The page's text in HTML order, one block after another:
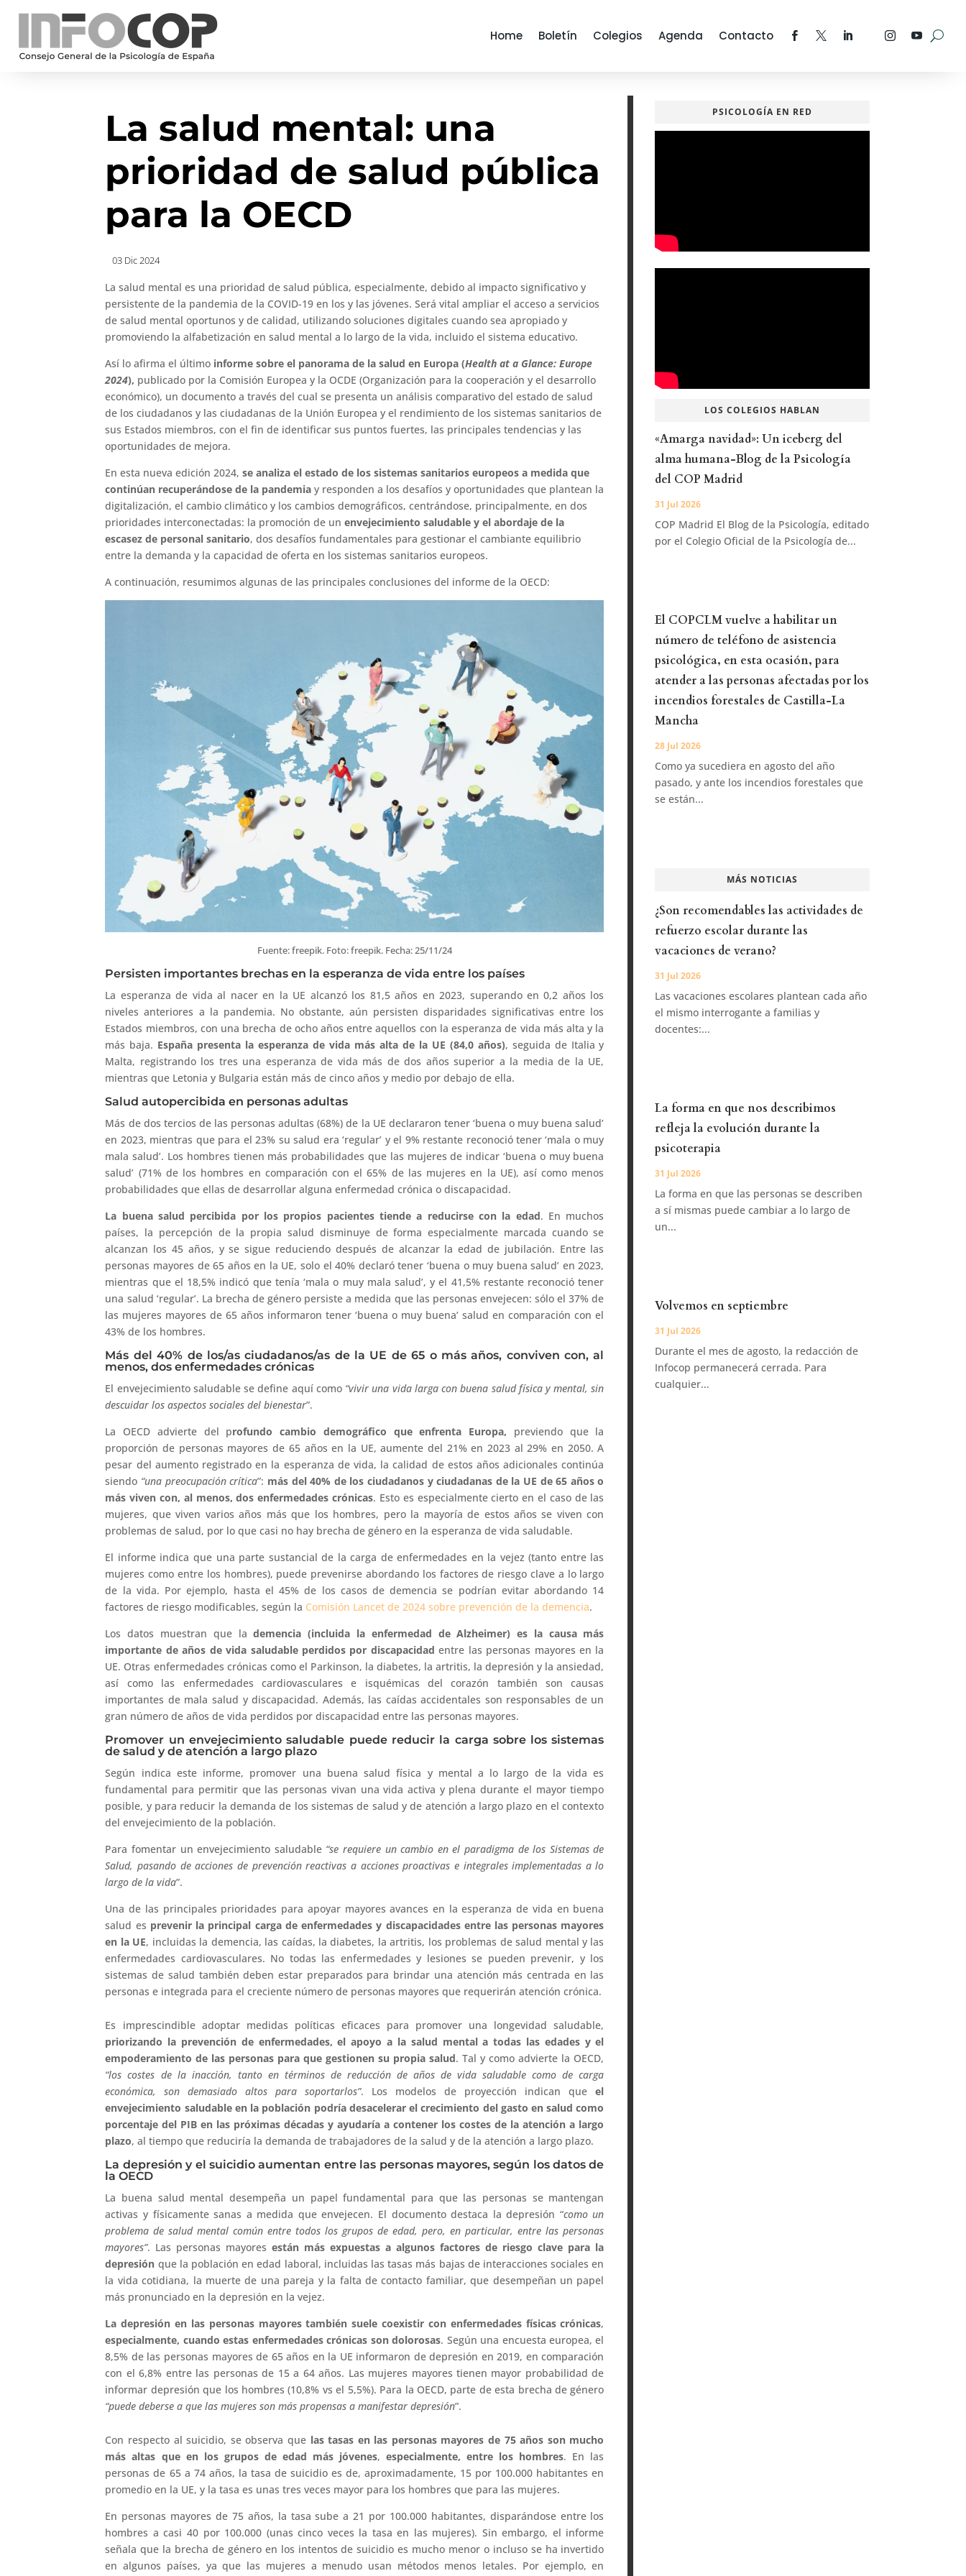
Home Boletín Colegios Agenda Contacto
La salud mental: una
prioridad de salud pública
para la OECD
03 Dic 2024
La salud mental es una prioridad de salud pública, especialmente, debido al impacto significativo y
persistente de la pandemia de la COVID-19 en los y las jóvenes. Será vital ampliar el acceso a servicios
de salud mental oportunos y de calidad, utilizando soluciones digitales cuando sea apropiado y
promoviendo la alfabetización en salud mental a lo largo de la vida, incluido el sistema educativo.
Así lo afirma el último informe sobre el panorama de la salud en Europa (Health at a Glance: Europe
2024), publicado por la Comisión Europea y la OCDE (Organización para la cooperación y el desarrollo
económico), un documento a través del cual se presenta un análisis comparativo del estado de salud
de los ciudadanos y las ciudadanas de la Unión Europea y el rendimiento de los sistemas sanitarios de
sus Estados miembros, con el fin de identificar sus puntos fuertes, las principales tendencias y las
oportunidades de mejora.
En esta nueva edición 2024,se analiza el estado de los sistemas sanitarios europeos a medida que
continúan recuperándose de la pandemiay responden a los desafíos y oportunidades que plantean la
digitalización, el cambio climático y los cambios demográficos, centrándose, principalmente, en dos
prioridades interconectadas: la promoción de unenvejecimiento saludable y el abordaje de la
escasez de personal sanitario, dos desafíos fundamentales para gestionar el cambiante equilibrio
entre la demanda y la capacidad de oferta en los sistemas sanitarios europeos.
A continuación, resumimos algunas de las principales conclusiones del informe de la OECD:
Fuente: freepik. Foto: freepik. Fecha: 25/11/24
Persisten importantes brechas en la esperanza de vida entre los países
La esperanza de vida al nacer en la UE alcanzó los 81,5 años en 2023, superando en 0,2 años los
niveles anteriores a la pandemia. No obstante, aún persisten disparidades significativas entre los
Estados miembros, con una brecha de ocho años entre aquellos con la esperanza de vida más alta y la
más baja. España presenta la esperanza de vida más alta de la UE (84,0 años), seguida de Italia y
Malta, registrando los tres una esperanza de vida más de dos años superior a la media de la UE,
mientras que Letonia y Bulgaria están más de cinco años y medio por debajo de ella.
Salud autopercibida en personas adultas
Más de dos tercios de las personas adultas (68%) de la UE declararon tener ‘buena o muy buena salud’
en 2023, mientras que para el 23% su salud era ‘regular’ y el 9% restante reconoció tener ‘mala o muy
mala salud’. Los hombres tienen más probabilidades que las mujeres de indicar ‘buena o muy buena
salud’ (71% de los hombres en comparación con el 65% de las mujeres en la UE), así como menos
probabilidades que ellas de desarrollar alguna enfermedad crónica o discapacidad.
La buena salud percibida por los propios pacientes tiende a reducirse con la edad. En muchos
países, la percepción de la propia salud disminuye de forma especialmente marcada cuando se
alcanzan los 45 años, y se sigue reduciendo después de alcanzar la edad de jubilación. Entre las
personas mayores de 65 años en la UE, solo el 40% declaró tener ‘buena o muy buena salud’ en 2023,
mientras que el 18,5% indicó que tenía ‘mala o muy mala salud’, y el 41,5% restante reconoció tener
una salud ‘regular’. La brecha de género persiste a medida que las personas envejecen: sólo el 37% de
las mujeres mayores de 65 años informaron tener ‘buena o muy buena’ salud en comparación con el
43% de los hombres.
Más del 40% de los/as ciudadanos/as de la UE de 65 o más años, conviven con, al
menos, dos enfermedades crónicas
El envejecimiento saludable se define aquí como “vivir una vida larga con buena salud física y mental, sin
descuidar los aspectos sociales del bienestar”.
La OECD advierte del profundo cambio demográfico que enfrenta Europa, previendo que la
proporción de personas mayores de 65 años en la UE, aumente del 21% en 2023 al 29% en 2050. A
pesar del aumento registrado en la esperanza de vida, la calidad de estos años adicionales continúa
siendo “una preocupación crítica”: más del 40% de los ciudadanos y ciudadanas de la UE de 65 años o
más viven con, al menos, dos enfermedades crónicas. Esto es especialmente cierto en el caso de las
mujeres, que viven varios años más que los hombres, pero la mayoría de estos años se viven con
problemas de salud, por lo que casi no hay brecha de género en la esperanza de vida saludable.
El informe indica que una parte sustancial de la carga de enfermedades en la vejez (tanto entre las
mujeres como entre los hombres), puede prevenirse abordando los factores de riesgo clave a lo largo
de la vida. Por ejemplo, hasta el 45% de los casos de demencia se podrían evitar abordando 14
factores de riesgo modificables, según la Comisión Lancet de 2024 sobre prevención de la demencia.
Los datos muestran que lademencia (incluida la enfermedad de Alzheimer) es la causa más
importante de años de vida saludable perdidos por discapacidad entre las personas mayores en la
UE. Otras enfermedades crónicas como el Parkinson, la diabetes, la artritis, la depresión y la ansiedad,
así como las enfermedades cardiovasculares e isquémicas del corazón también son causas
importantes de mala salud y discapacidad. Además, las caídas accidentales son responsables de un
gran número de años de vida perdidos por discapacidad entre las personas mayores.
Promover un envejecimiento saludable puede reducir la carga sobre los sistemas
de salud y de atención a largo plazo
Según indica este informe, promover una buena salud física y mental a lo largo de la vida es
fundamental para permitir que las personas vivan una vida activa y plena durante el mayor tiempo
posible, y para reducir la demanda de los sistemas de salud y de atención a largo plazo en el contexto
del envejecimiento de la población.
Para fomentar un envejecimiento saludable “se requiere un cambio en el paradigma de los Sistemas de
Salud, pasando de acciones de prevención reactivas a acciones proactivas e integrales implementadas a lo
largo de la vida”.
Una de las principales prioridades para apoyar mayores avances en la esperanza de vida en buena
salud es prevenir la principal carga de enfermedades y discapacidades entre las personas mayores
en la UE, incluidas la demencia, las caídas, la diabetes, la artritis, los problemas de salud mental y las
enfermedades cardiovasculares. No todas las enfermedades y lesiones se pueden prevenir, y los
sistemas de salud también deben estar preparados para brindar una atención más centrada en las
personas e integrada para el creciente número de personas mayores que requerirán atención crónica.
Es imprescindible adoptar medidas políticas eficaces para promover una longevidad saludable,
priorizando la prevención de enfermedades, el apoyo a la salud mental a todas las edades y el
empoderamiento de las personas para que gestionen su propia salud. Tal y como advierte la OECD,
“los costes de la inacción, tanto en términos de reducción de años de vida saludable como de carga
económica, son demasiado altos para soportarlos”. Los modelos de proyección indican queel
envejecimiento saludable en la población podría desacelerar el crecimiento del gasto en salud como
porcentaje del PIB en las próximas décadas y ayudaría a contener los costes de la atención a largo
plazo, al tiempo que reduciría la demanda de trabajadores de la salud y de la atención a largo plazo.
La depresión y el suicidio aumentan entre las personas mayores, según los datos de
la OECD
La buena salud mental desempeña un papel fundamental para que las personas se mantengan
activas y físicamente sanas a medida que envejecen. El documento destaca la depresión “como un
problema de salud mental común entre todos los grupos de edad, pero, en particular, entre las personas
mayores”. Las personas mayoresestán más expuestas a algunos factores de riesgo clave para la
depresión que la población en edad laboral, incluidas las tasas más bajas de interacciones sociales en
la vida cotidiana, la muerte de una pareja y la falta de contacto familiar, que desempeñan un papel
más pronunciado en la depresión en la vejez.
La depresión en las personas mayores también suele coexistir con enfermedades físicas crónicas,
especialmente, cuando estas enfermedades crónicas son dolorosas. Según una encuesta europea, el
8,5% de las personas mayores de 65 años en la UE informaron de depresión en 2019, en comparación
con el 6,8% entre las personas de 15 a 64 años. Las mujeres mayores tienen mayor probabilidad de
informar depresión que los hombres (10,8% vs el 5,5%). Para la OECD, parte de esta brecha de género
“puede deberse a que las mujeres son más propensas a manifestar depresión”.
Con respecto al suicidio, se observa que las tasas en las personas mayores de 75 años son mucho
más altas que en los grupos de edad más jóvenes,especialmente, entre los hombres. En las
personas de 65 a 74 años, la tasa de suicidio es de, aproximadamente, 15 por 100.000 habitantes en
promedio en la UE, y la tasa es unas tres veces mayor para los hombres que para las mujeres.
En personas mayores de 75 años, la tasa sube a 21 por 100.000 habitantes, disparándose entre los
hombres a casi 40 por 100.000 (unas cinco veces la tasa en las mujeres). Sin embargo, el informe
señala que la brecha de género en los intentos de suicidio es mucho menor o incluso se ha invertido
en algunos países, ya que las mujeres a menudo usan métodos menos letales. Por ejemplo, en
PSICOLOGÍA EN RED
LOS COLEGIOS HABLAN
«Amarga navidad»: Un iceberg del
alma humana-Blog de la Psicología
del COP Madrid
31 Jul 2026
COP Madrid El Blog de la Psicología, editado
por el Colegio Oficial de la Psicología de...
El COPCLM vuelve a habilitar un
número de teléfono de asistencia
psicológica, en esta ocasión, para
atender a las personas afectadas por los
incendios forestales de Castilla-La
Mancha
28 Jul 2026
Como ya sucediera en agosto del año
pasado, y ante los incendios forestales que
se están...
MÁS NOTICIAS
¿Son recomendables las actividades de
refuerzo escolar durante las
vacaciones de verano?
31 Jul 2026
Las vacaciones escolares plantean cada año
el mismo interrogante a familias y
docentes:...
La forma en que nos describimos
refleja la evolución durante la
psicoterapia
31 Jul 2026
La forma en que las personas se describen
a sí mismas puede cambiar a lo largo de
un...
Volvemos en septiembre
31 Jul 2026
Durante el mes de agosto, la redacción de
Infocop permanecerá cerrada. Para
cualquier...